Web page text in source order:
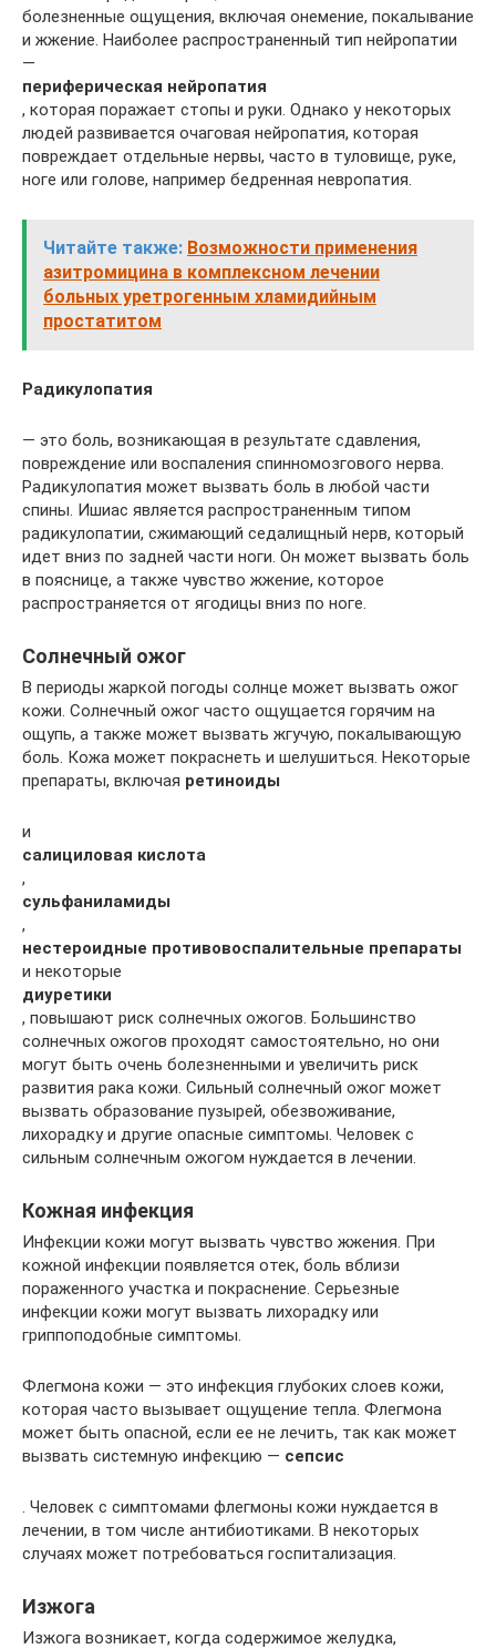
болезненные ощущения, включая онемение, покалывание
и жжение. Наиболее распространенный тип нейропатии
—
периферическая нейропатия
, которая поражает стопы и руки. Однако у некоторых
людей развивается очаговая нейропатия, которая
повреждает отдельные нервы, часто в туловище, руке,
ноге или голове, например бедренная невропатия.
Читайте также: Возможности применения
азитромицина в комплексном лечении
больных уретрогенным хламидийным
простатитом
Радикулопатия
— это боль, возникающая в результате сдавления,
повреждение или воспаления спинномозгового нерва.
Радикулопатия может вызвать боль в любой части
спины. Ишиас является распространенным типом
радикулопатии, сжимающий седалищный нерв, который
идет вниз по задней части ноги. Он может вызвать боль
в пояснице, а также чувство жжение, которое
распространяется от ягодицы вниз по ноге.
Солнечный ожог
В периоды жаркой погоды солнце может вызвать ожог
кожи. Солнечный ожог часто ощущается горячим на
ощупь, а также может вызвать жгучую, покалывающую
боль. Кожа может покраснеть и шелушиться. Некоторые
препараты, включая ретиноиды
и
салициловая кислота
,
сульфаниламиды
,
нестероидные противовоспалительные препараты
и некоторые
диуретики
, повышают риск солнечных ожогов. Большинство
солнечных ожогов проходят самостоятельно, но они
могут быть очень болезненными и увеличить риск
развития рака кожи. Сильный солнечный ожог может
вызвать образование пузырей, обезвоживание,
лихорадку и другие опасные симптомы. Человек с
сильным солнечным ожогом нуждается в лечении.
Кожная инфекция
Инфекции кожи могут вызвать чувство жжения. При
кожной инфекции появляется отек, боль вблизи
пораженного участка и покраснение. Серьезные
инфекции кожи могут вызвать лихорадку или
гриппоподобные симптомы.
Флегмона кожи — это инфекция глубоких слоев кожи,
которая часто вызывает ощущение тепла. Флегмона
может быть опасной, если ее не лечить, так как может
вызвать системную инфекцию — сепсис
. Человек с симптомами флегмоны кожи нуждается в
лечении, в том числе антибиотиками. В некоторых
случаях может потребоваться госпитализация.
Изжога
Изжога возникает, когда содержимое желудка,